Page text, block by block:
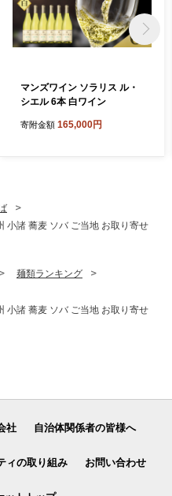
マンズワイン ソラリス ル・
シエル 6本 白ワイン
寄附金額 165,000円
小諸 蕎麦 ソバ ご当地 お取り寄せ
麺類ランキング
小諸 蕎麦 ソバ ご当地 お取り寄せ
社 自治体関係者の皆様へ
ィの取り組み お問い合わせ